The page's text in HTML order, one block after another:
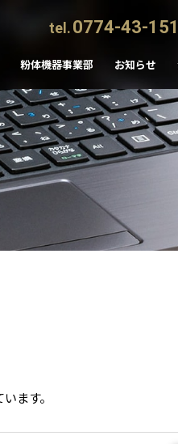
tel.0774-43-
粉体機器事業部 お知らせ
ます。